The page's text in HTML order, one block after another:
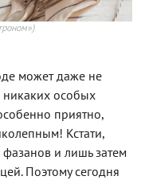
может даже не
особых
приятно,
Кстати,
и лишь затем
Поэтому сегодня